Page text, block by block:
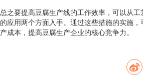
总之要提高豆腐生产线的工作效率，可以从
的应用两个方面入手。通过这些措施的实施
产成本，提高豆腐生产企业的核心竞争力。